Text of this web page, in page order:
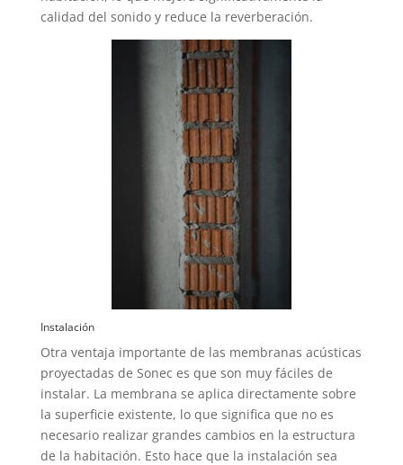
calidad del sonido y reduce la reverberación.
Instalación
Otra ventaja importante de las membranas acústicas
proyectadas de Sonec es que son muy fáciles de
instalar. La membrana se aplica directamente sobre
la superficie existente, lo que significa que no es
necesario realizar grandes cambios en la estructura
de la habitación. Esto hace que la instalación sea